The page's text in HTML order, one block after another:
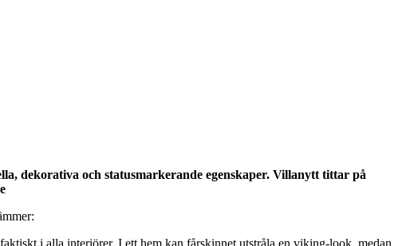
dekorativa och statusmarkerande egenskaper. Villanytt tittar på
i alla interiörer. I ett hem kan fårskinnet utstråla en viking-look, medan